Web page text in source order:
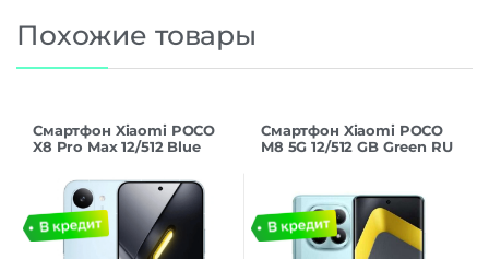
Похожие товары
Смартфон Xiaomi POCO
X8 Pro Max 12/512 Blue
Смартфон Xiaomi POCO
M8 5G 12/512 GB Green RU